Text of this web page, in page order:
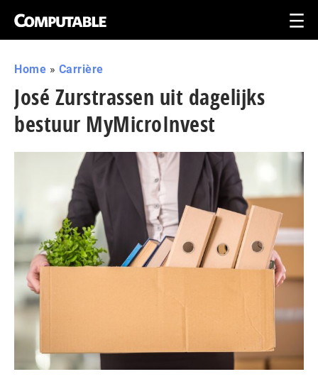
Home » Carrière
José Zurstrassen uit dagelijks
bestuur MyMicroInvest